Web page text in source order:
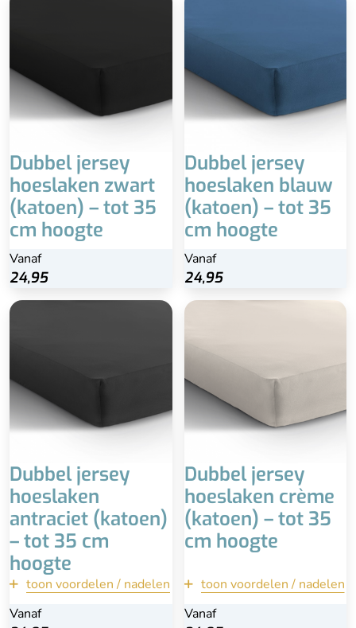
Dubbel jersey
hoeslaken zwart
(katoen) – tot 35
cm hoogte
Vanaf
24,95
Dubbel jersey
hoeslaken blauw
(katoen) – tot 35
cm hoogte
Vanaf
24,95
Dubbel jersey
hoeslaken
antraciet (katoen)
– tot 35 cm
hoogte
toon voordelen / nadelen
Vanaf
2 persoons - 160/180 x
2 persoons - 190/200 x
200/220
terug
Bekijk
Dubbel jersey
hoeslaken crème
(katoen) – tot 35
cm hoogte
toon voordelen / nadelen
Vanaf
2 persoons 160/180 x
2 persoons190/200 x
200/220
terug
Bekijk